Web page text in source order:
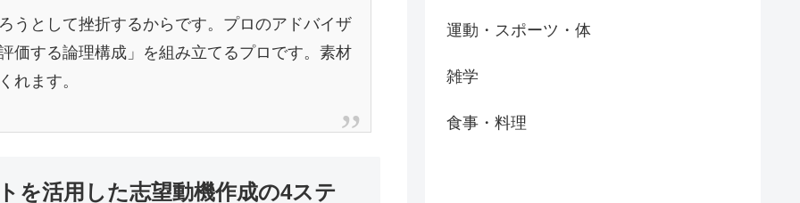
うとして挫折するからです。プロのアドバイザ
価する論理構成」を組み立てるプロです。素材
れます。
を活用した志望動機作成の4ステ
運動・スポーツ・体
雑学
食事・料理